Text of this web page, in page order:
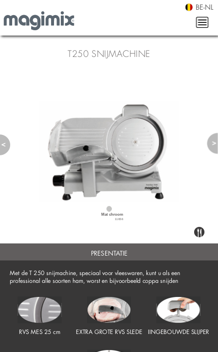
BE-NL
T250 SNIJMACHINE
Mat chroom
11656
PRESENTATIE
Met de T 250 snijmachine, speciaal voor vleeswaren, kunt u als een
professional alle soorten ham, worst en bijvoorbeeld coppa snijden
RVS MES 25 cm EXTRA GROTE RVS SLEDE IINGEBOUWDE SLIJPER